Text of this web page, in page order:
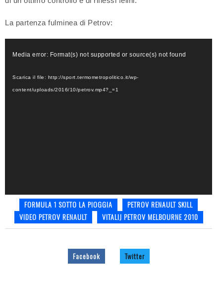
La partenza fulminea di Petrov:
Player
Media error: Format(s) not supported or source(s) not found
Scarica il file: http://sport.termometropolitico.it/wp-
content/uploads/2016/10/petrov.mp4?_=1
FORMULA 1 SOTTO LA PIOGGIA
PETROV RENAULT SKILL
VIDEO PETROV RENAULT
VITALIJ PETROV MELBOURNE 2010
Facebook Twitter